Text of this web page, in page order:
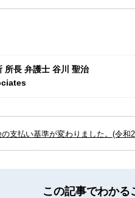
所長 弁護士 谷川 聖治
の支払い基準が変わりました。(令
この記事でわかる